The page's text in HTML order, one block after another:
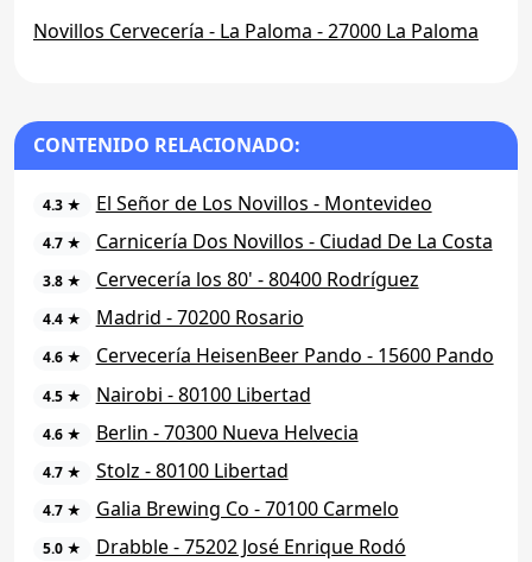
Novillos Cervecería - La Paloma - 27000 La Paloma
CONTENIDO RELACIONADO:
4.3 ★ El Señor de Los Novillos - Montevideo
4.7 ★ Carnicería Dos Novillos - Ciudad De La Costa
3.8 ★ Cervecería los 80' - 80400 Rodríguez
4.4 ★ Madrid - 70200 Rosario
4.6 ★ Cervecería HeisenBeer Pando - 15600 Pando
4.5 ★ Nairobi - 80100 Libertad
4.6 ★ Berlin - 70300 Nueva Helvecia
4.7 ★ Stolz - 80100 Libertad
4.7 ★ Galia Brewing Co - 70100 Carmelo
5.0 ★ Drabble - 75202 José Enrique Rodó